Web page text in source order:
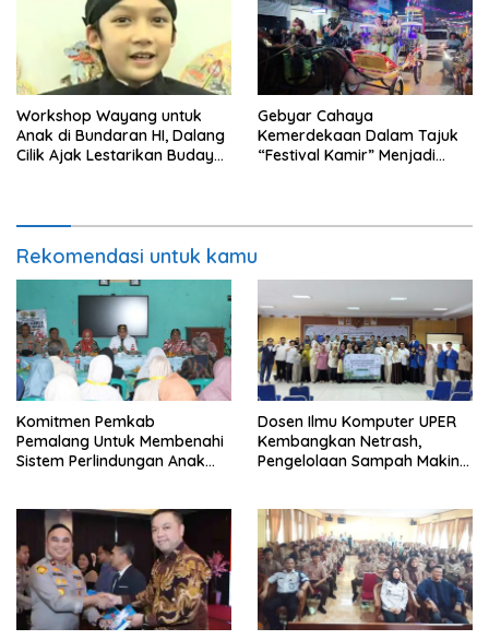
Workshop Wayang untuk
Anak di Bundaran HI, Dalang
Cilik Ajak Lestarikan Budaya
Gebyar Cahaya
Kemerdekaan Dalam Tajuk
“Festival Kamir” Menjadi
Rekomendasi untuk kamu
Komitmen Pemkab
Pemalang Untuk Membenahi
Sistem Perlindungan Anak
Dosen Ilmu Komputer UPER
Kembangkan Netrash,
Pengelolaan Sampah Makin